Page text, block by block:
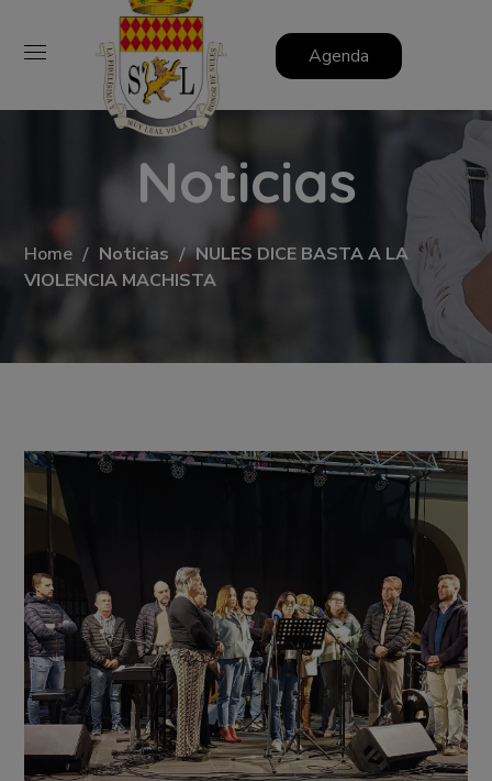
Agenda
Noticias
Home Noticias
NULES DICE BASTA A LA
VIOLENCIA MACHISTA